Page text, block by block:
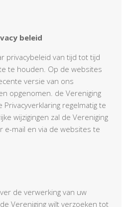
beleid
privacybeleid van tijd tot tijd
te houden. Op de websites
versie van ons
opgenomen. de Vereniging
regelmatig te
wijzigingen zal de Vereniging
e-mail en via de websites te
de verwerking van uw
Vereniging wilt verzoeken tot